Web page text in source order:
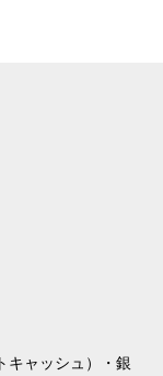
キャッシュ）・銀